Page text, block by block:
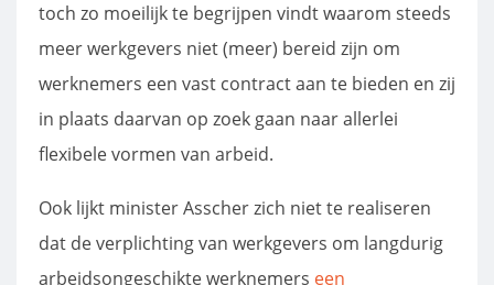
toch zo moeilijk te begrijpen vindt waarom steeds
meer werkgevers niet (meer) bereid zijn om
werknemers een vast contract aan te bieden en zij
in plaats daarvan op zoek gaan naar allerlei
flexibele vormen van arbeid.
Ook lijkt minister Asscher zich niet te realiseren
dat de verplichting van werkgevers om langdurig
arbeidsongeschikte werknemers een